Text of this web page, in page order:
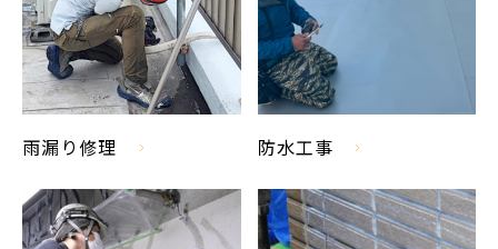
雨漏り修理 防水工事